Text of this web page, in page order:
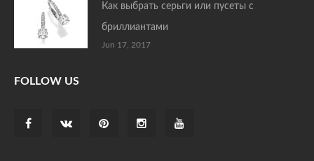
Как выбрать серьги или пусеты с
бриллиантами
Jun 17, 2017
FOLLOW US